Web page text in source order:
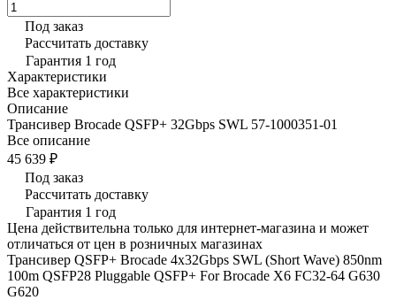
Под заказ
Рассчитать доставку
Гарантия 1 год
Характеристики
Все характеристики
Описание
Трансивер Brocade QSFP+ 32Gbps SWL 57-1000351-01
Все описание
45 639 ₽
Под заказ
Рассчитать доставку
Гарантия 1 год
Цена действительна только для интернет-магазина и может
отличаться от цен в розничных магазинах
Трансивер QSFP+ Brocade 4x32Gbps SWL (Short Wave) 850nm
100m QSFP28 Pluggable QSFP+ For Brocade X6 FC32-64 G630
G620